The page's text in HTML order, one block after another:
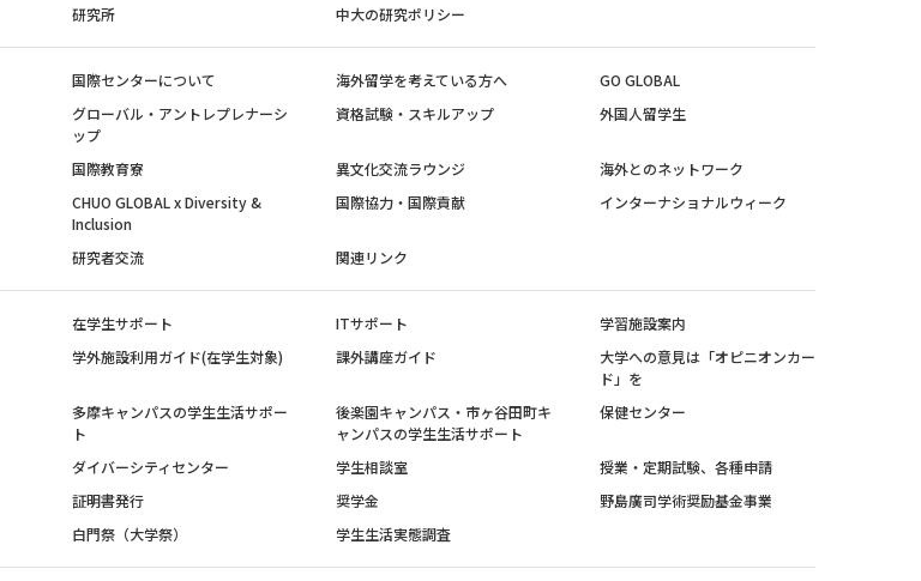
研究所
中大の研究ポリシー
国際センターについて 海外留学を考えている方へ
GO GLOBAL
グローバル・アントレプレナーシ
ップ
資格試験・スキルアップ 外国人留学生
国際教育寮 異文化交流ラウンジ
海外とのネットワーク
CHUO GLOBAL x Diversity &
Inclusion
国際協力・国際貢献 インターナショナルウィーク
研究者交流 関連リンク
在学生サポート ITサポート
学習施設案内
学外施設利用ガイド(在学生対象)
課外講座ガイド
大学への意見は「オピニオンカー
ド」を
多摩キャンパスの学生生活サポー
ト
後楽園キャンパス・市ヶ谷田町キ
ャンパスの学生生活サポート
保健センター
ダイバーシティセンター 学生相談室
授業・定期試験、各種申請
証明書発行
奨学金
野島廣司学術奨励基金事業
白門祭（大学祭）
学生生活実態調査